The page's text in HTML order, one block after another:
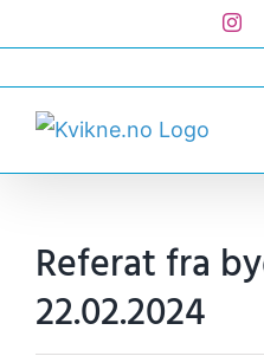
to
content
Referat fra
22.02.2024